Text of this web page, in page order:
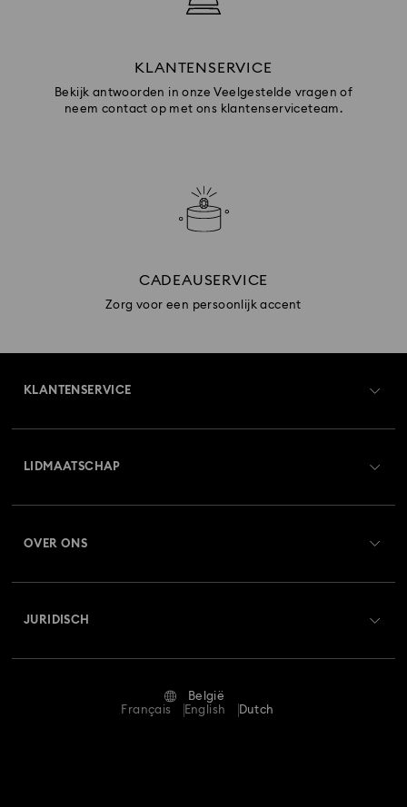
KLANTENSERVICE
Bekijk antwoorden in onze Veelgestelde vragen of
neem contact op met ons klantenserviceteam.
CADEAUSERVICE
Zorg voor een persoonlijk accent
KLANTENSERVICE
Retourneren en ruilen
Reparatiestatus
Neem contact met ons op
LIDMAATSCHAP
OVER ONS
JURIDISCH
Algemene voorwaarden
België
Français
English Dutch